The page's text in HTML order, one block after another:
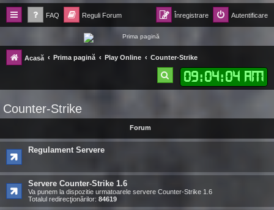
FAQ Reguli Forum Autentificare
Înregistrare
Forum Ecolomania™®
-= Idei pentru viitor =-
Acasă Prima pagină Play Online Counter-Strike
09:04:05 AM
ă
a
e
Counter-Strike
Forum
Regulament Servere
Servere Counter-Strike 1.6
Va punem la dispozitie urmatoarele servere Counter-Strike 1.6
Totalul redirecţionărilor: 84619